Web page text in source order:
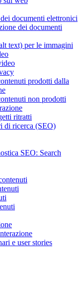
documenti elettronici
dei documenti
text) per le immagini
prodotti dalla
non prodotti
ritratti
di ricerca (SEO)
SEO: Search
e user stories